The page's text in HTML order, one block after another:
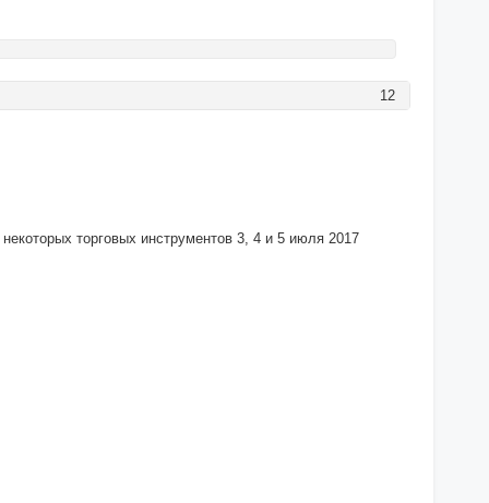
12
торговых инструментов 3, 4 и 5 июля 2017